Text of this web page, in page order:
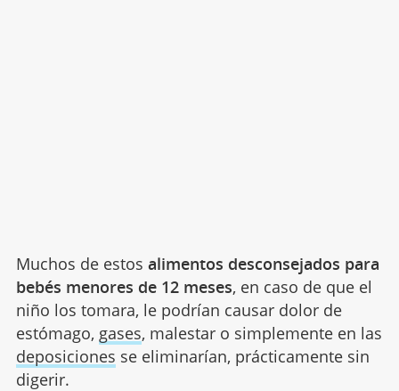
Muchos de estos alimentos desconsejados para
bebés menores de 12 meses, en caso de que el
niño los tomara, le podrían causar dolor de
estómago, gases, malestar o simplemente en las
deposiciones se eliminarían, prácticamente sin
digerir.